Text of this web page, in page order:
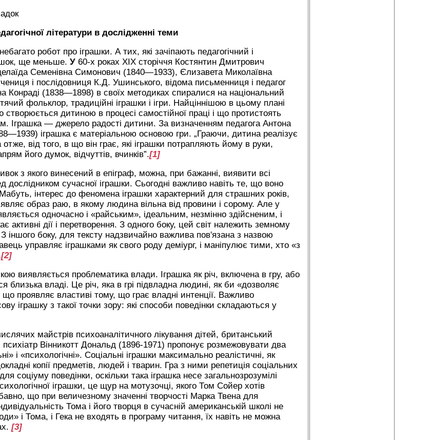
літератури в дослідженні теми
робот про іграшки. А тих, які зачіпають педагогічний і
ще меньше. У 60-х роках XIX сторіччя Костянтин Дмитрович
Семенівна Симонович (1840—1933), Єлизавета Миколаївна
і послідовниця К.Д. Ушинського, відома письменниця і педагог
Конраді (1838—1898) в своїх методиках спиралися на національний
фольклор, традиційні іграшки і ігри. Найціннішою в цьому плані
дитиною в процесі самостійної праці і що протистоять
Іграшка — джерело радості дитини. За визначенням педагога Антона
іграшка є матеріальною основою гри. „Граючи, дитина реалізує
отже, від того, в що він грає, які іграшки потрапляють йому в руки,
його думок, відчуттів, вчинків”.[1]
з якого винесений в епіграф, можна, при бажанні, виявити всі
дослідником сучасної іграшки. Сьогодні важливо навіть те, що воно
Мабуть, інтерес до феномена іграшки характерний для страшних років,
образ раю, в якому людина вільна від провини і сорому. Але у
одночасно і «райським», ідеальним, незмінно здійсненим, і
активні дії і перетворення. З одного боку, цей світ належить земному
іншого боку, для тексту надзвичайно важлива пов'язана з назвою
управляє іграшками як свого роду деміург, і маніпулює тими, хто «з
[2]
виявляється проблематика влади. Іграшка як річ, включена в гру, або
близька владі. Це річ, яка в грі підвладна людині, як би «дозволяє
проявляє властиві тому, що грає владні интенції. Важливо
іграшку з такої точки зору: які способи поведінки складаються у
майстрів психоаналітичного лікування дітей, британський
Вінникотт Дональд (1896-1971) пропонує розмежовувати два
і «психологічні». Соціальні іграшки максимально реалістичні, як
копії предметів, людей і тварин. Гра з ними репетиція соціальних
соціуму поведінки, оскільки така іграшка несе загальнозрозумілі
іграшки, це щур на мотузочці, якого Том Сойер хотів
що при величезному значенні творчості Марка Твена для
Тома і його творця в сучасній американській школі не
і Тома, і Гека не входять в програму читання, їх навіть не можна
[3]